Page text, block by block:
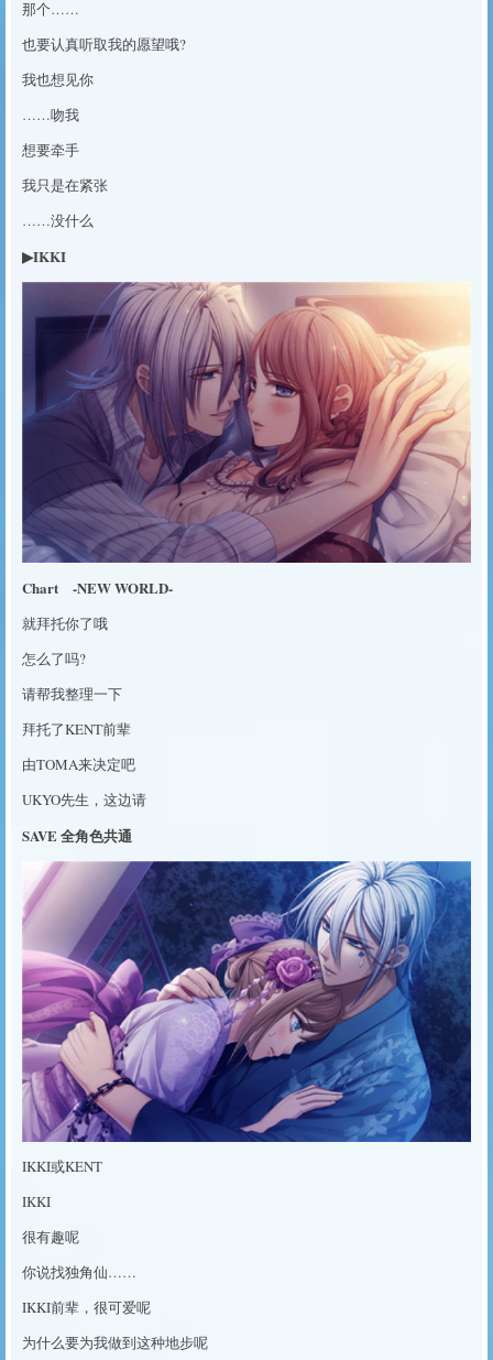
那个……
也要认真听取我的愿望哦?
我也想见你
……吻我
想要牵手
我只是在紧张
……没什么
▶IKKI
Chart -NEW WORLD-
就拜托你了哦
怎么了吗?
请帮我整理一下
拜托了KENT前辈
由TOMA来决定吧
UKYO先生，这边请
SAVE 全角色共通
IKKI或KENT
IKKI
很有趣呢
你说找独角仙……
IKKI前辈，很可爱呢
为什么要为我做到这种地步呢